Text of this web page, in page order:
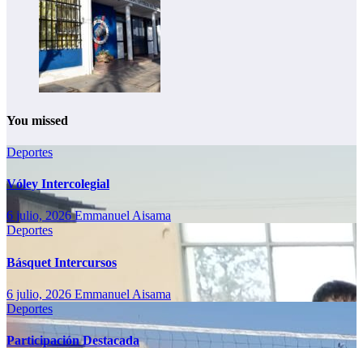
You missed
Deportes
Vóley Intercolegial
6 julio, 2026Emmanuel Aisama
Deportes
Básquet Intercursos
6 julio, 2026 Emmanuel Aisama
Deportes
Participación Destacada